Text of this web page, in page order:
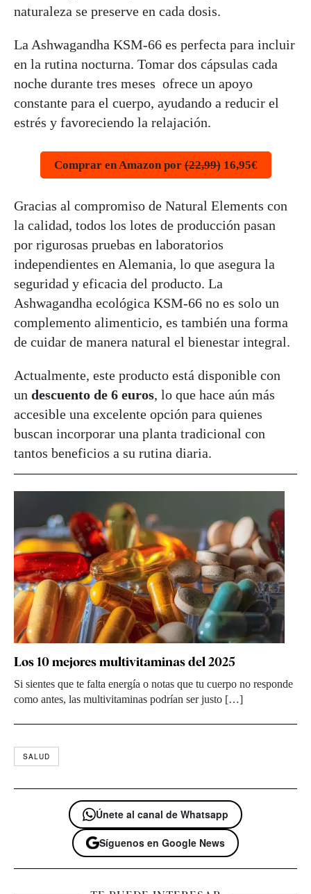
naturaleza se preserve en cada dosis.
La Ashwagandha KSM-66 es perfecta para incluir
en la rutina nocturna. Tomar dos cápsulas cada
noche durante tres meses ofrece un apoyo
constante para el cuerpo, ayudando a reducir el
estrés y favoreciendo la relajación.
Comprar en Amazon por(22,99)16,95€
Gracias al compromiso de Natural Elements con
la calidad, todos los lotes de producción pasan
por rigurosas pruebas en laboratorios
independientes en Alemania, lo que asegura la
seguridad y eficacia del producto. La
Ashwagandha ecológica KSM-66 no es solo un
complemento alimenticio, es también una forma
de cuidar de manera natural el bienestar integral.
Actualmente, este producto está disponible con
un descuento de 6 euros, lo que hace aún más
accesible una excelente opción para quienes
buscan incorporar una planta tradicional con
tantos beneficios a su rutina diaria.
Los 10 mejores multivitaminas del 2025
Si sientes que te falta energía o notas que tu cuerpo no responde
como antes, las multivitaminas podrían ser justo […]
SALUD
Únete al canal de Whatsapp
Síguenos en Google News